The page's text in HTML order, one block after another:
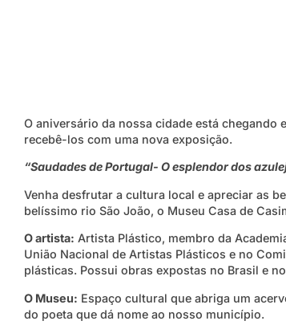
O aniversário da nossa cidade está chegando
recebê-los com uma nova exposição.
“Saudades de Portugal- O esplendor dos
Venha desfrutar a cultura local e apreciar as
belíssimo rio São João, o Museu Casa de
O artista: Artista Plástico, membro da
União Nacional de Artistas Plásticos e no
plásticas. Possui obras expostas no Brasil e
O Museu: Espaço cultural que abriga um
do poeta que dá nome ao nosso município.